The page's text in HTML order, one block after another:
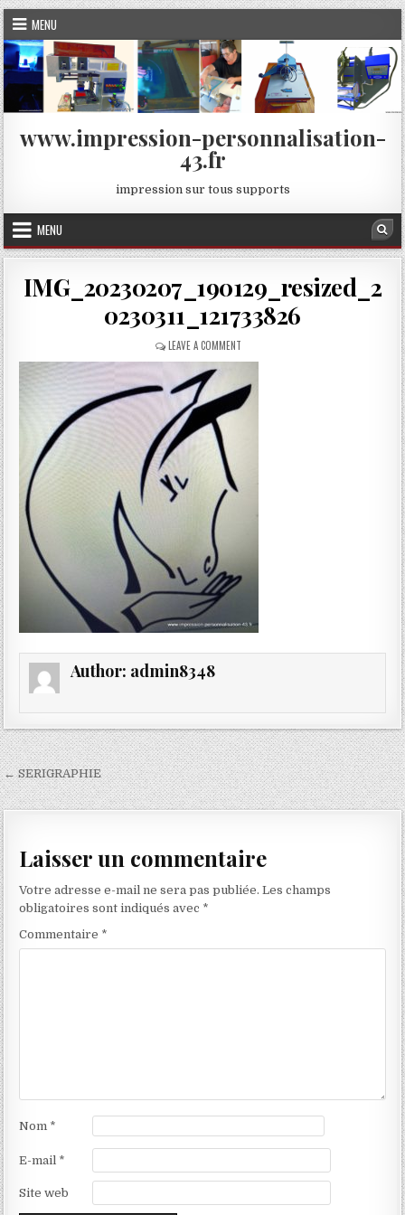
Skip
to
content
MENU
www.impression-personnalisation-
43.fr
impression sur tous supports
MENU
IMG_20230207_190129_resized_2
0230311_121733826
LEAVE A COMMENTON
Author: admin8348
Navigation
de
← SERIGRAPHIE
Laisser un commentaire
Votre adresse e-mail ne sera pas publiée. Les champs
obligatoires sont indiqués avec *
Commentaire *
Nom *
E-mail *
Site web